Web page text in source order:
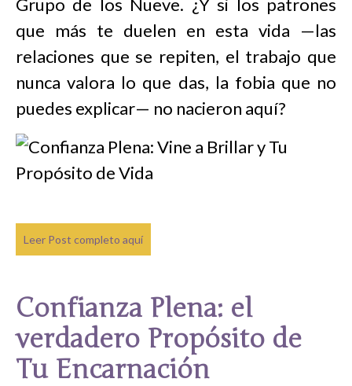
Grupo de los Nueve. ¿Y si los patrones
que más te duelen en esta vida —las
relaciones que se repiten, el trabajo que
nunca valora lo que das, la fobia que no
puedes explicar— no nacieron aquí?
Leer Post completo aquí
Confianza Plena: el
verdadero Propósito de
Tu Encarnación